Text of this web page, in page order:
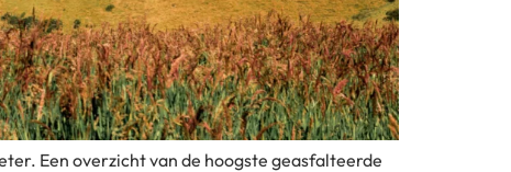
Een overzicht van de hoogste geasfalteerde